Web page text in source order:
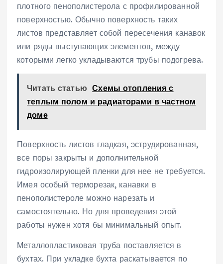
плотного пенополистерола с профилированной
поверхностью. Обычно поверхность таких
листов представляет собой пересечения канавок
или ряды выступающих элементов, между
которыми легко укладываются трубы подогрева.
Читать статью Схемы отопления с
теплым полом и радиаторами в частном
доме
Поверхность листов гладкая, эструдированная,
все поры закрыты и дополнительной
гидроизолирующей пленки для нее не требуется.
Имея особый терморезак, канавки в
пенополистероле можно нарезать и
самостоятельно. Но для проведения этой
работы нужен хотя бы минимальный опыт.
Металлопластиковая труба поставляется в
бухтах. При укладке бухта раскатывается по